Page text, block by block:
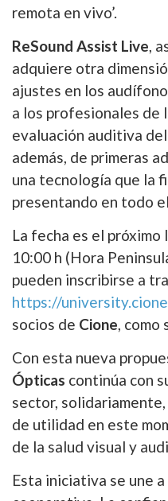
remota en vivo’.
ReSound Assist Live,
adquiere otra
ajustes en los
a los profesionales de
evaluación auditiva
además, de primeras
una tecnología que la
presentando en todo
La fecha es el próximo
10:00 h (Hora
pueden inscribirse a
https://
socios de Cione, como
Con esta nueva
Ópticas continúa con
sector,
de utilidad en este
de la salud visual y
Esta iniciativa se une